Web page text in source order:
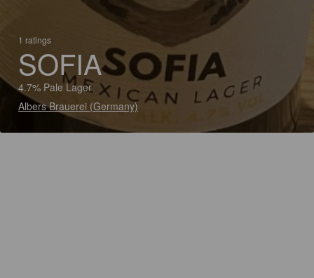
1 ratings
SOFIA
4.7% Pale Lager
Albers Brauerei (Germany)